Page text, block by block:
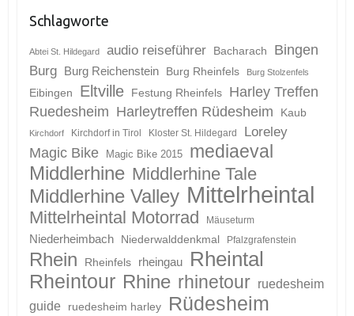
Schlagworte
Abtei St. Hildegard audio reiseführer Bacharach
Bingen
Burg
Burg Reichenstein Burg Rheinfels Burg Stolzenfels
Eibingen Eltville Festung Rheinfels
Harley Treffen
Ruedesheim Harleytreffen Rüdesheim Kaub
Kirchdorf Kirchdorf in Tirol Kloster St. Hildegard Loreley
Magic Bike Magic Bike 2015 mediaeval
Middlerhine Middlerhine Tale
Middlerhine Valley Mittelrheintal
Mittelrheintal Motorrad Mäuseturm
Niederheimbach Niederwalddenkmal Pfalzgrafenstein
Rhein Rheinfels rheingau
Rheintal
Rheintour Rhine rhinetour ruedesheim
guide
ruedesheim harley Rüdesheim